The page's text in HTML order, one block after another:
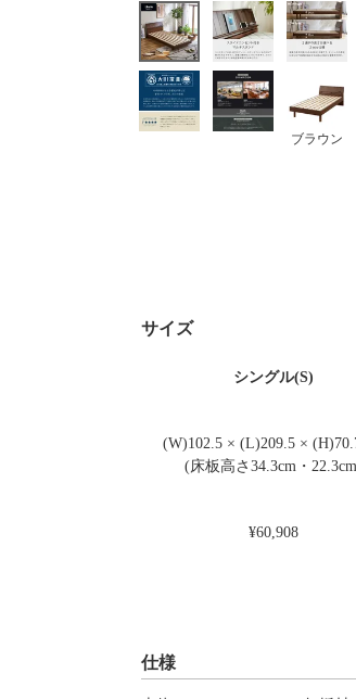
ブラウン
サイズ
シングル(S)
(W)102.5 × (L)209.5 ×
(床板高さ34.3cm・
¥60,908
仕様